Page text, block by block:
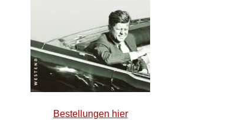
Bestellungen hier